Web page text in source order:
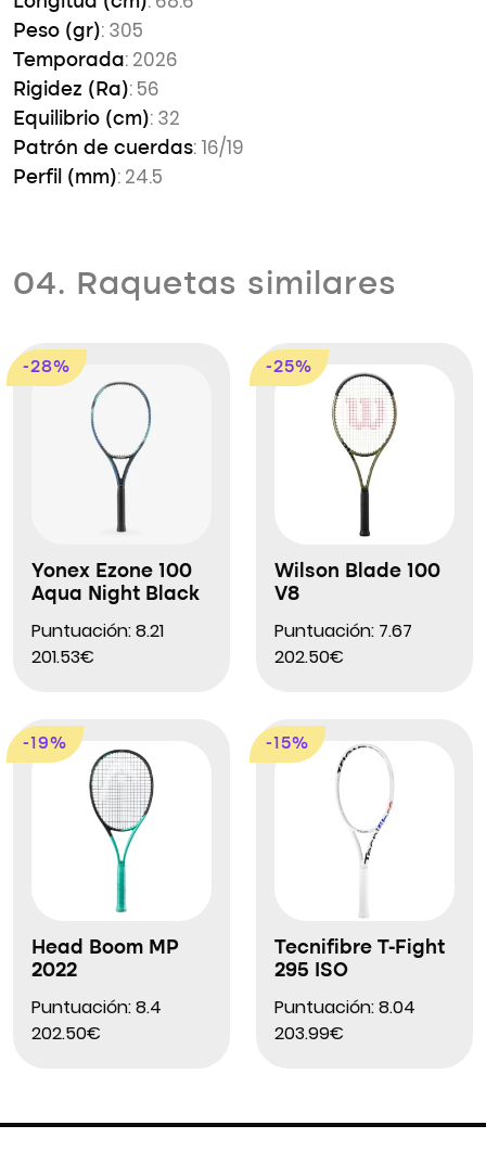
Peso (gr): 305
Temporada: 2026
Rigidez (Ra): 56
Equilibrio (cm): 32
Patrón de cuerdas: 16/19
Perfil (mm): 24.5
04. Raquetas similares
-28%
Yonex Ezone 100
Aqua Night Black
Puntuación: 8.21
201.53€
-25%
Wilson Blade 100
V8
Puntuación: 7.67
202.50€
-19%
Head Boom MP
2022
Puntuación: 8.4
202.50€
-15%
Tecnifibre T-Fight
295 ISO
Puntuación: 8.04
203.99€